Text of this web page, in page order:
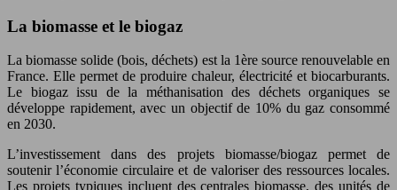
La biomasse et le biogaz
La biomasse solide (bois, déchets) est la 1ère source renouvelable en
France. Elle permet de produire chaleur, électricité et biocarburants.
Le biogaz issu de la méthanisation des déchets organiques se
développe rapidement, avec un objectif de 10% du gaz consommé
en 2030.
L’investissement dans des projets biomasse/biogaz permet de
soutenir l’économie circulaire et de valoriser des ressources locales.
Les projets typiques incluent des centrales biomasse, des unités de